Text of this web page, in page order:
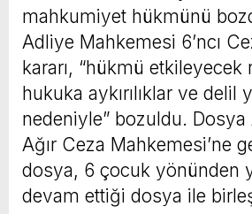
mahkumiyet hükmünü
Adliye Mahkemesi 6’ncı
kararı, “hükmü etkileyecek
hukuka aykırılıklar ve delil
nedeniyle” bozuldu. Dosya
Ağır Ceza Mahkemesi’ne
dosya, 6 çocuk yönünden
devam ettiği dosya ile